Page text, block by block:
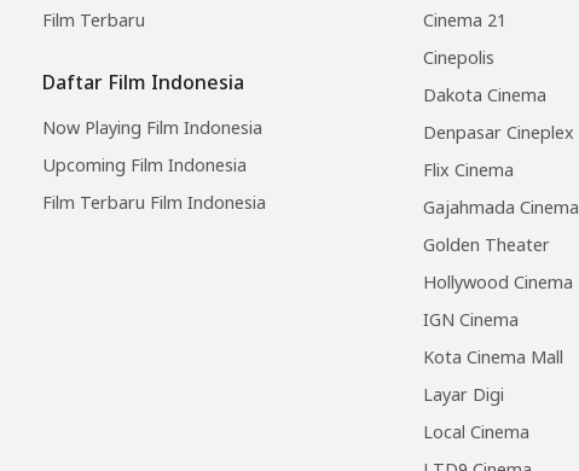
Film Terbaru
Daftar Film Indonesia
Now Playing Film Indonesia
Upcoming Film Indonesia
Film Terbaru Film Indonesia
Cinema 21
Cinepolis
Dakota Cinema
Denpasar Cineplex
Flix Cinema
Gajahmada Cinema
Golden Theater
Hollywood Cinema
IGN Cinema
Kota Cinema Mall
Layar Digi
Local Cinema